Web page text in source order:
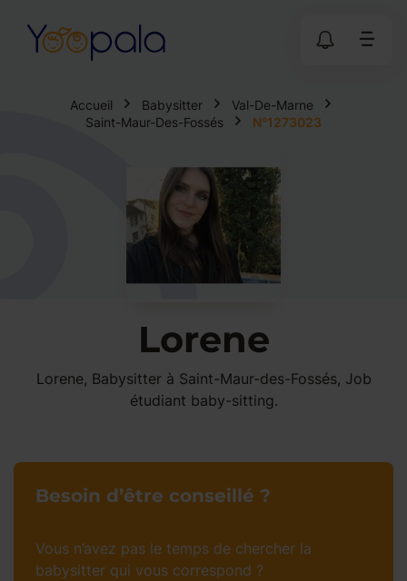
Accueil Babysitter
Val-De-Marne
Saint-Maur-Des-Fossés
N°1273023
Lorene
Lorene, Babysitter à Saint-Maur-des-Fossés, Job
étudiant baby-sitting.
Besoin d’être conseillé ?
Vous n’avez pas le temps de chercher la
babysitter qui vous correspond ?